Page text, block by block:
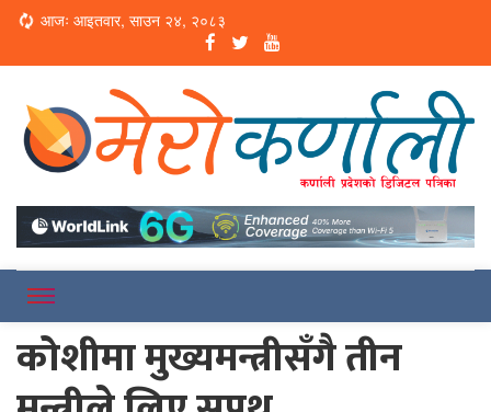
Loading...
आजः आइतवार, साउन २४, २०८३
Merokarnali
कोशीमा मुख्यमन्त्रीसँगै तीन